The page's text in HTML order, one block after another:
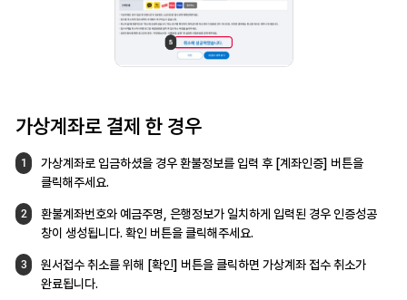
가상계좌로 결제 한 경우
1 가상계좌로 입금하셨을 경우 환불정보를입력 후 [계좌인증] 버튼을
클릭해주세요.
2 환불계좌번호와 예금주명, 은행정보가 일치하게 입력된 경우 인증성공
창이 생성됩니다. 확인 버튼을 클릭해주세요.
3 원서접수 취소를 위해 [확인] 버튼을 클릭하면 가상계좌 접수 취소가
완료됩니다.